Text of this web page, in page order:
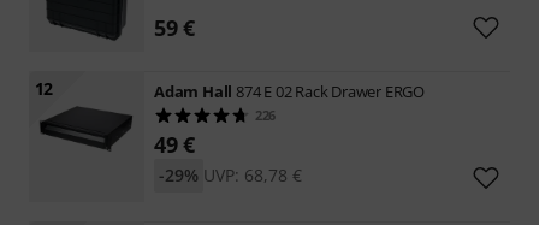
59 €
12 Adam Hall 874 E 02 Rack Drawer ERGO
226
49 €
UVP: 68,78 €
-29%